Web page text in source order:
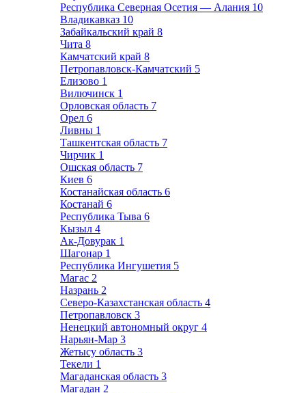
Республика Северная Осетия — Алания 10
Владикавказ 10
Забайкальский край 8
Чита 8
Камчатский край 8
Петропавловск-Камчатский 5
Елизово 1
Вилючинск 1
Орловская область 7
Орел 6
Ливны 1
Ташкентская область 7
Чирчик 1
Ошская область 7
Киев 6
Костанайская область 6
Костанай 6
Республика Тыва 6
Кызыл 4
Ак-Довурак 1
Шагонар 1
Республика Ингушетия 5
Магас 2
Назрань 2
Северо-Казахстанская область 4
Петропавловск 3
Ненецкий автономный округ 4
Нарьян-Мар 3
Жетысу область 3
Текели 1
Магаданская область 3
Магадан 2